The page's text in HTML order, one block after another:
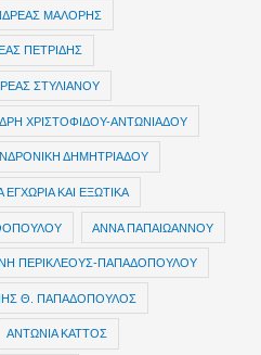
ΜΑΛΟΡΗΣ
ΠΕΤΡΙΔΗΣ
ΣΤΥΛΙΑΝΟΥ
ΧΡΙΣΤΟΦΙΔΟΥ-ΑΝΤΩΝΙΑΔΟΥ
ΔΗΜΗΤΡΙΑΔΟΥ
ΚΑΙ ΕΞΩΤΙΚΑ
ΑΝΝΑ ΠΑΠΑΙΩΑΝΝΟΥ
ΠΕΡΙΚΛΕΟΥΣ-ΠΑΠΑΔΟΠΟΥΛΟΥ
Θ. ΠΑΠΑΔΟΠΟΥΛΟΣ
ΑΝΤΩΝΙΑ ΚΑΤΤΟΣ